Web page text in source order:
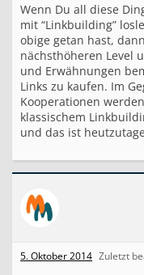
Wenn Du all diese
mit “Linkbuilding”
obige getan hast,
nächsthöheren Level
und Erwähnungen
Links zu kaufen. Im
Kooperationen
klassischem
und das ist
5. Oktober 2014 Zuletzt